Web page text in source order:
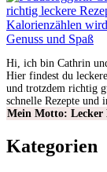
Hi, ich bin Cathrin
Hier findest du
und trotzdem richtig
schnelle Rezepte und
Mein Motto: Lecker
Kategorien